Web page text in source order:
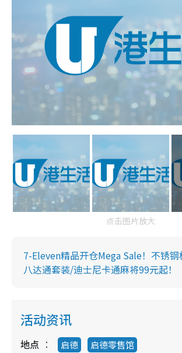
点击图片放大
7-Eleven精品开仓Mega Sale！不锈
八达通套装/迪士尼卡通麻将99元起！
活动资讯
地点 启德 启德零售馆